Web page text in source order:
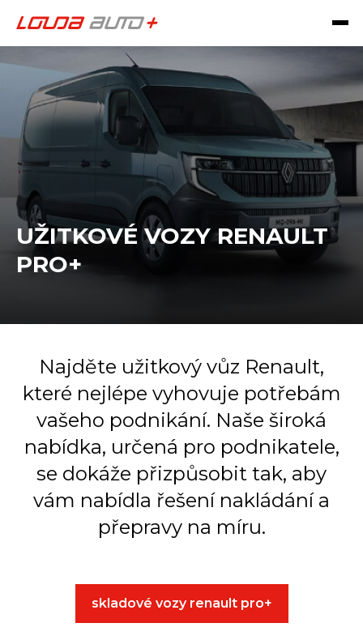
UŽITKOVÉ VOZY RENAULT
PRO+
Najděte užitkový vůz Renault,
které nejlépe vyhovuje potřebám
vašeho podnikání. Naše široká
nabídka, určená pro podnikatele,
se dokáže přizpůsobit tak, aby
vám nabídla řešení nakládání a
přepravy na míru.
skladové vozy renault pro+